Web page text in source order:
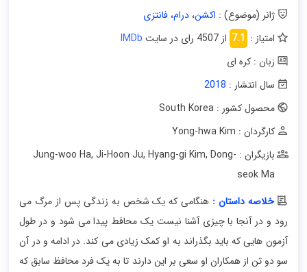
ژانر (موضوع) : اکشن،درام،فانتزی
امتیاز : 7.1 از 4507 رای در سایت
IMDb
زبان : کره ای
سال انتشار : 2018
محصول کشور : South Korea
کارگردان : Yong-hwa Kim
بازیگران : Jung-woo Ha
, Ji-Hoon Ju, Hyang-gi Kim, Dong-
seok Ma
خلاصه داستان : هنگامی که یک شخص به زندگی پس از مرگ می
رود و در آنجا با چیزی آشنا نیست یک محافط پیدا می شود و در طول
آزمون هایی که باید بگذراند به او کمک زیادی می کند. در ادامه و در آن
سو دو تن از همکاران او سعی بر این دارند تا به یک فرد محافظ سابق که